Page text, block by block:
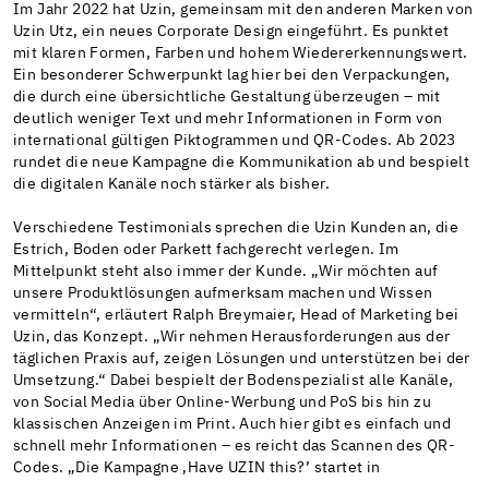
Im Jahr 2022 hat Uzin, gemeinsam mit den anderen Marken von
Uzin Utz, ein neues Corporate Design eingeführt. Es punktet
mit klaren Formen, Farben und hohem Wiedererkennungswert.
Ein besonderer Schwerpunkt lag hier bei den Verpackungen,
die durch eine übersichtliche Gestaltung überzeugen – mit
deutlich weniger Text und mehr Informationen in Form von
international gültigen Piktogrammen und QR-Codes. Ab 2023
rundet die neue Kampagne die Kommunikation ab und bespielt
die digitalen Kanäle noch stärker als bisher.
Verschiedene Testimonials sprechen die Uzin Kunden an, die
Estrich, Boden oder Parkett fachgerecht verlegen. Im
Mittelpunkt steht also immer der Kunde. „Wir möchten auf
unsere Produktlösungen aufmerksam machen und Wissen
vermitteln“, erläutert Ralph Breymaier, Head of Marketing bei
Uzin, das Konzept. „Wir nehmen Herausforderungen aus der
täglichen Praxis auf, zeigen Lösungen und unterstützen bei der
Umsetzung.“ Dabei bespielt der Bodenspezialist alle Kanäle,
von Social Media über Online-Werbung und PoS bis hin zu
klassischen Anzeigen im Print. Auch hier gibt es einfach und
schnell mehr Informationen – es reicht das Scannen des QR-
Codes. „Die Kampagne ‚Have UZIN this?’ startet in